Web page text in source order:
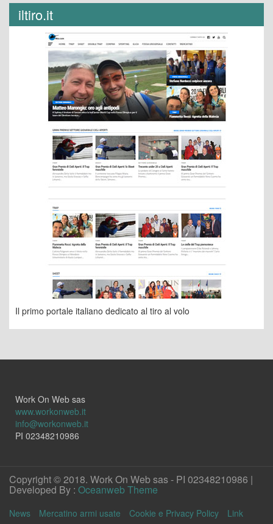
iltiro.it
Il primo portale italiano dedicato al tiro al volo
Work On Web sas
www.workonweb.it
info@workonweb.it
PI 02348210986
Copyright © 2018. Work On Web sas - PI 02348210986 |
Developed By : Oceanweb Theme
News Mercatino armi usate Cookie e Privacy Policy Link